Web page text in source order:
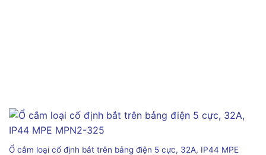
Ổ cắm loại cố định bắt trên bảng điện 5 cực, 32A, IP44 MPE